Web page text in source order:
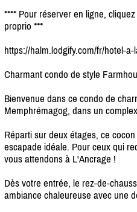
**** Pour réserver en ligne,
proprio ***
https://halm.lodgify.com/fr/hotel-a-
Charmant condo de style
Bienvenue dans ce condo de
Memphrémagog, dans un
Réparti sur deux étages, ce
escapade idéale. Pour ceux qui
vous attendons à L'Ancrage !
Dès votre entrée, le rez-de-
ambiance chaleureuse avec une